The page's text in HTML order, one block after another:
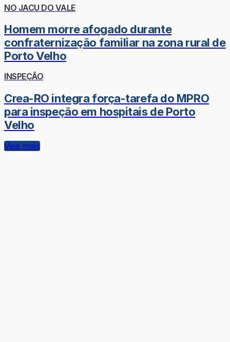
NO JACU DO VALE
Homem morre afogado durante
confraternização familiar na zona rural de
Porto Velho
INSPEÇÃO
Crea-RO integra força-tarefa do MPRO
para inspeção em hospitais de Porto
Velho
Veja mais